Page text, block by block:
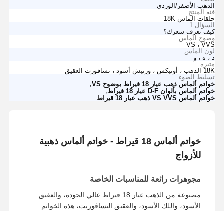
الذهب الأصفر/الوردي
فئة المنتج
حلقات الماس 18K
السؤال 1
كيف تعرف سعرك؟
وضوح الماس
VS ، VVS
لون الماس
د ، ه ، و
متيرة
18K الذهب ، أونيكس ، ورنيش أسود ، تسافورت العقيق
تسليط الضوء:
خواتم ألماس ذهب عيار 18 قيراط بوضوح VS
,
خواتم ألماس بألوان D-F عيار 18 قيراط
,
خواتم ألماس VS VVS ذهب عيار 18 قيراط
خواتم ألماس 18 قيراط - خواتم ألماس ذهبية
للأزواج
مجوهرات رائعة للمناسبات الخاصة
مصنوعة من الذهب عيار 18 قيراط عالي الجودة، والعقيق
الأسود، واللك الأسود، والعقيق التساڤوريت، هذه الخواتم